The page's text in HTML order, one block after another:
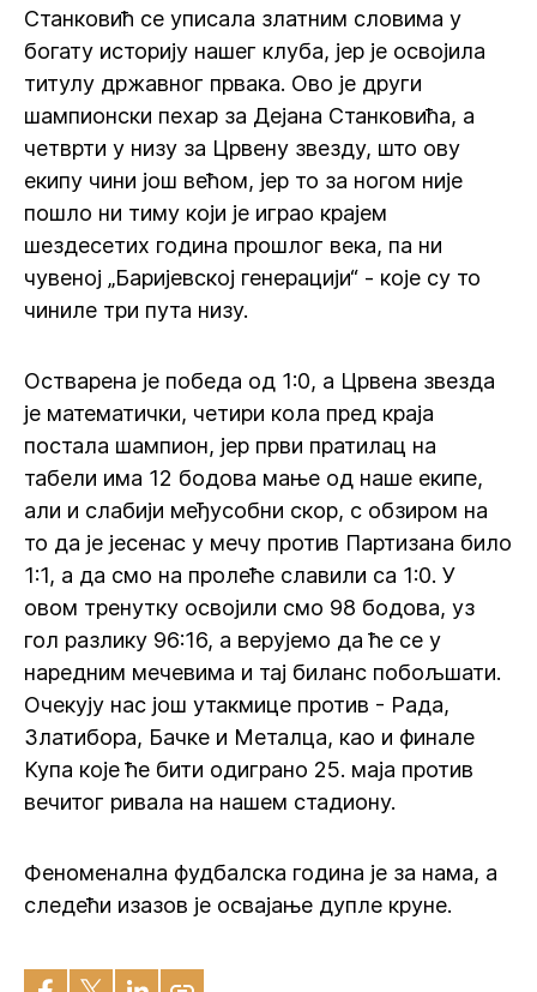
Станковић се уписала златним словима у
богату историју нашег клуба, јер је освојила
титулу државног првака. Ово је други
шампионски пехар за Дејана Станковића, а
четврти у низу за Црвену звезду, што ову
екипу чини још већом, јер то за ногом није
пошло ни тиму који је играо крајем
шездесетих година прошлог века, па ни
чувеној „Баријевској генерацији“ - које су то
чиниле три пута низу.
Остварена је победа од 1:0, а Црвена звезда
је математички, четири кола пред краја
постала шампион, јер први пратилац на
табели има 12 бодова мање од наше екипе,
али и слабији међусобни скор, с обзиром на
то да је јесенас у мечу против Партизана било
1:1, а да смо на пролеће славили са 1:0. У
овом тренутку освојили смо 98 бодова, уз
гол разлику 96:16, а верујемо да ће се у
наредним мечевима и тај биланс побољшати.
Очекују нас још утакмице против - Рада,
Златибора, Бачке и Металца, као и финале
Купа које ће бити одиграно 25. маја против
вечитог ривала на нашем стадиону.
Феноменална фудбалска година је за нама, а
следећи изазов је освајање дупле круне.